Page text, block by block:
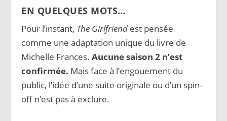
EN QUELQUES MOTS…
Pour l’instant, The Girlfriend est pensée
comme une adaptation unique du livre de
Michelle Frances.Aucune saison 2 n’est
confirmée. Mais face à l’engouement du
public, l’idée d’une suite originale ou d’un spin-
off n’est pas à exclure.